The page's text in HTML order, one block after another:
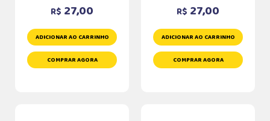
R$ 27,00
ADICIONAR AO CARRINHO
COMPRAR AGORA
R$ 27,00
ADICIONAR AO CARRINHO
COMPRAR AGORA